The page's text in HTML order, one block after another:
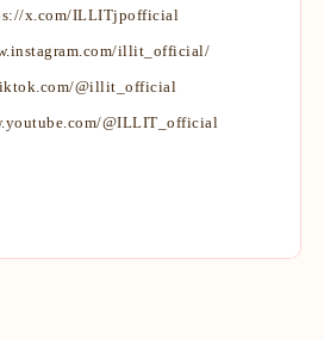
x.com/ILLITjpofficial
illit_official/
@illit_official
@ILLIT_official